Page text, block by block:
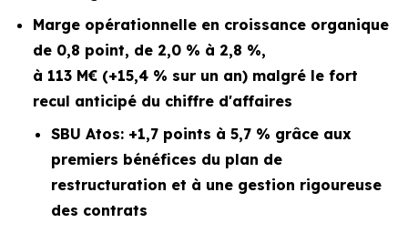
Marge opérationnelle en croissance organique
de 0,8 point, de 2,0 % à 2,8 %,
à 113 M€ (+15,4 % sur un an) malgré le fort
recul anticipé du chiffre d'affaires
SBU Atos: +1,7 points à 5,7 % grâce aux
premiers bénéfices du plan de
restructuration et à une gestion rigoureuse
des contrats